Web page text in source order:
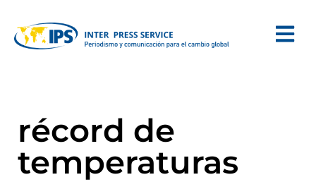
récord de
temperaturas